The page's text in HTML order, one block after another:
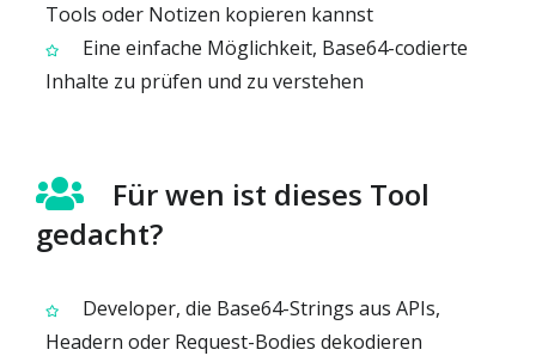
Tools oder Notizen kopieren kannst
Eine einfache Möglichkeit, Base64-codierte
Inhalte zu prüfen und zu verstehen
Für wen ist dieses Tool
gedacht?
Developer, die Base64-Strings aus APIs,
Headern oder Request-Bodies dekodieren